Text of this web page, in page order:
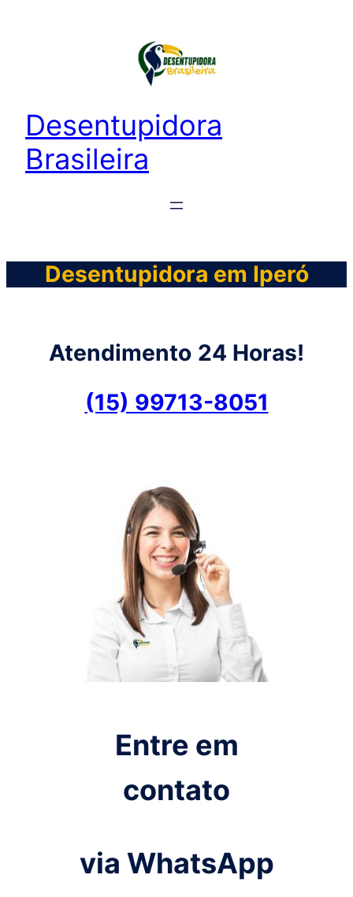
Desentupidora
Brasileira
Desentupidora em Iperó
Atendimento 24 Horas!
(15) 99713-8051
Entre em
contato
via WhatsApp